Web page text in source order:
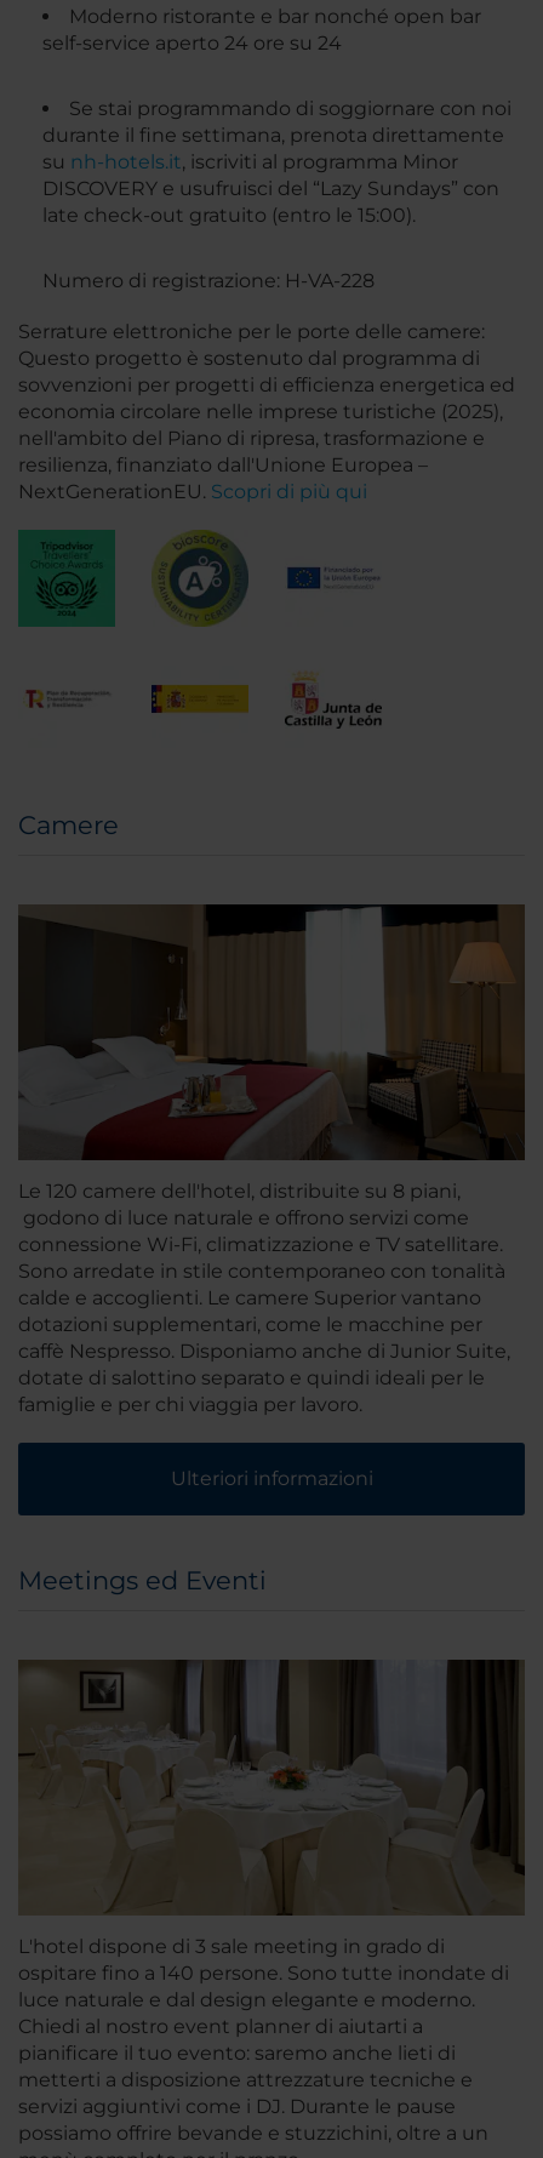
Moderno ristorante e bar nonché open bar
self-service aperto 24 ore su 24
Se stai programmando di soggiornare con noi
durante il fine settimana, prenota direttamente
su nh-hotels.it, iscriviti al programma Minor
DISCOVERY e usufruisci del “Lazy Sundays” con
late check-out gratuito (entro le 15:00).
Numero di registrazione: H-VA-228
Serrature elettroniche per le porte delle camere:
Questo progetto è sostenuto dal programma di
sovvenzioni per progetti di efficienza energetica ed
economia circolare nelle imprese turistiche (2025),
nell'ambito del Piano di ripresa, trasformazione e
resilienza, finanziato dall'Unione Europea –
NextGenerationEU. Scopri di più qui
Camere
Le 120 camere dell'hotel, distribuite su 8 piani,
godono di luce naturale e offrono servizi come
connessione Wi-Fi, climatizzazione e TV satellitare.
Sono arredate in stile contemporaneo con tonalità
calde e accoglienti. Le camere Superior vantano
dotazioni supplementari, come le macchine per
caffè Nespresso. Disponiamo anche di Junior Suite,
dotate di salottino separato e quindi ideali per le
famiglie e per chi viaggia per lavoro.
Ulteriori informazioni
Meetings ed Eventi
L'hotel dispone di 3 sale meeting in grado di
ospitare fino a 140 persone. Sono tutte inondate di
luce naturale e dal design elegante e moderno.
Chiedi al nostro event planner di aiutarti a
pianificare il tuo evento: saremo anche lieti di
metterti a disposizione attrezzature tecniche e
servizi aggiuntivi come i DJ. Durante le pause
possiamo offrire bevande e stuzzichini, oltre a un